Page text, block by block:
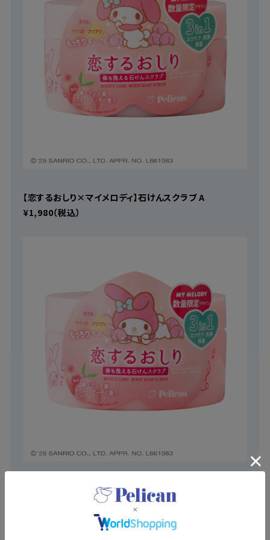
【恋するおしり×マイメロディ】石けんスクラブ A
¥1,980（税込）
【恋するおしり×マイメロディ】石けんスクラブ B